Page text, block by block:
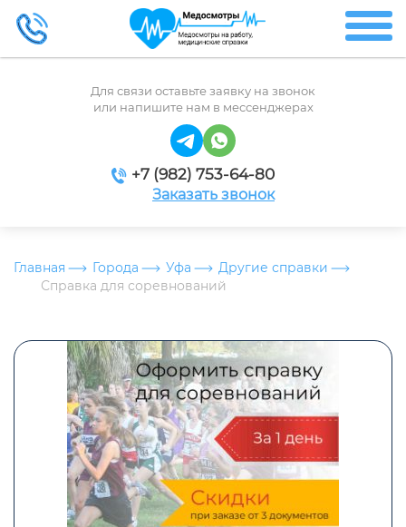
Для связи оставьте заявку на звонок
или напишите нам в мессенджерах
+7 (982) 753-64-80
Заказать звонок
Главная Города Уфа
Другие справки
Справка для соревнований